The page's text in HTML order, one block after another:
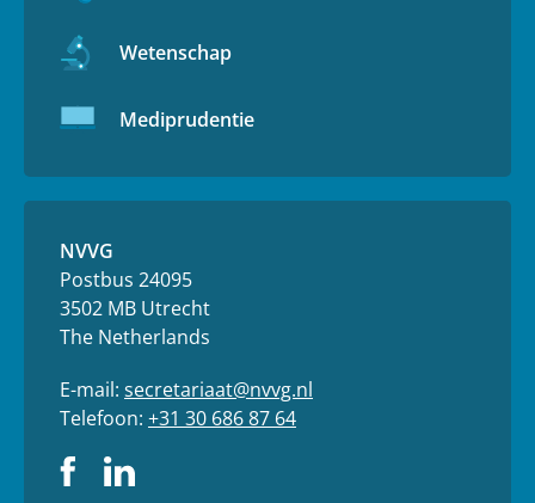
Wetenschap
Mediprudentie
NVVG
Postbus 24095
3502 MB Utrecht
The Netherlands
E-mail: secretariaat@nvvg.nl
Telefoon: +31 30 686 87 64